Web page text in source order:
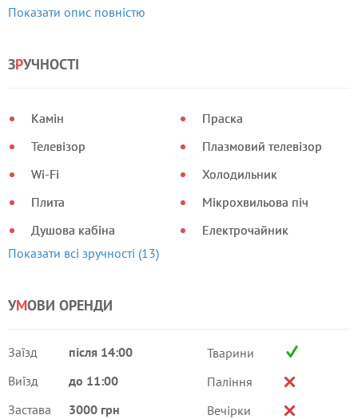
- Для проживання до 6 гостей
- Холодна і гаряча вода цілодобово
- Кондиціонер
- Постільна білизна, рушники, засоби гігієни
- Безконтактний заїзд (Сейфбокс)
Ціна в святкові і вихідні дні обговорюється додатково.
Показати опис повністю
ЗРУЧНОСТІ
Камін
Телевізор
Wi-Fi
Плита
Душова кабіна
Праска
Плазмовий телевізор
Холодильник
Мікрохвильова піч
Електрочайник
Показати всі зручності (13)
УМОВИ ОРЕНДИ
Заїзд
після 14:00
Виїзд
до 11:00
Застава
3000 грн
Тварини
Паління
Вечірки